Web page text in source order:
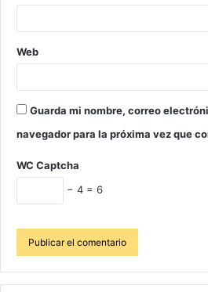
Web
Guarda mi nombre, correo
navegador para la próxima vez que
WC Captcha
− 4 = 6